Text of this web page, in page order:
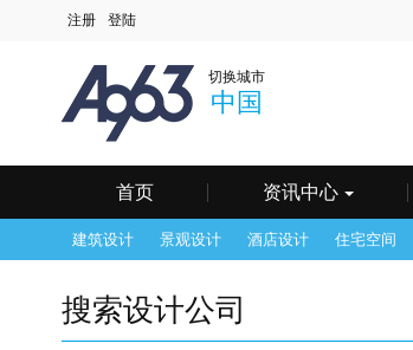
切换城市
银川
中国
首页 资讯中心
建筑设计 景观设计 酒店设计 住宅空间
搜索设计公司